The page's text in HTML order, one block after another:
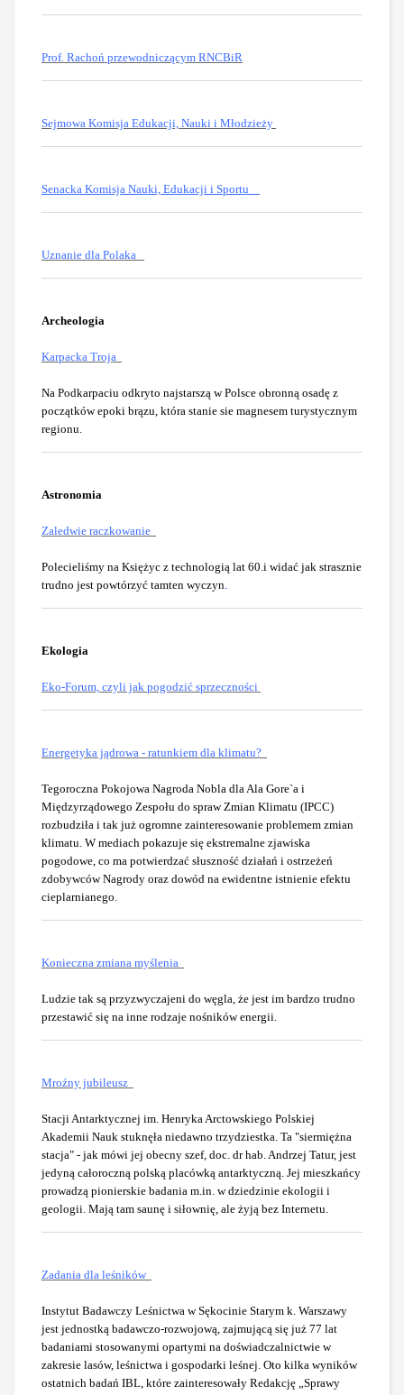
Prof. Rachoń przewodniczącym RNCBiR
Sejmowa Komisja Edukacji, Nauki i Młodzieży
Senacka Komisja Nauki, Edukacji i Sportu
Uznanie dla Polaka
Archeologia
Karpacka Troja
Na Podkarpaciu odkryto najstarszą w Polsce obronną osadę z
początków epoki brązu, która stanie sie magnesem turystycznym
regionu.
Astronomia
Zaledwie raczkowanie
Polecieliśmy na Księżyc z technologią lat 60.i widać jak strasznie
trudno jest powtórzyć tamten wyczyn
Ekologia
Eko-Forum, czyli jak pogodzić sprzeczności
Energetyka jądrowa - ratunkiem dla klimatu?
Tegoroczna Pokojowa Nagroda Nobla dla Ala Gore`a i
Międzyrządowego Zespołu do spraw Zmian Klimatu (IPCC)
rozbudziła i tak już ogromne zainteresowanie problemem zmian
klimatu. W mediach pokazuje się ekstremalne zjawiska
pogodowe, co ma potwierdzać słuszność działań i ostrzeżeń
zdobywców Nagrody oraz dowód na ewidentne istnienie efektu
cieplarnianego.
Konieczna zmiana myślenia
Ludzie tak są przyzwyczajeni do węgla, że jest im bardzo trudno
przestawić się na inne rodzaje nośników energii.
Mroźny jubileusz
Stacji Antarktycznej im. Henryka Arctowskiego Polskiej
Akademii Nauk stuknęła niedawno trzydziestka. Ta "siermiężna
stacja" - jak mówi jej obecny szef, doc. dr hab. Andrzej Tatur, jest
jedyną całoroczną polską placówką antarktyczną. Jej mieszkańcy
prowadzą pionierskie badania m.in. w dziedzinie ekologii i
geologii. Mają tam saunę i siłownię, ale żyją bez Internetu.
Zadania dla leśników
Instytut Badawczy Leśnictwa w Sękocinie Starym k. Warszawy
jest jednostką badawczo-rozwojową, zajmującą się już 77 lat
badaniami stosowanymi opartymi na doświadczalnictwie w
zakresie lasów, leśnictwa i gospodarki leśnej. Oto kilka wyników
ostatnich badań IBL, które zainteresowały Redakcję „Sprawy